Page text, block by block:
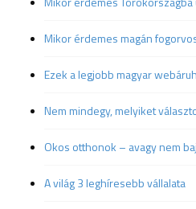
Mikor érdemes magán
Ezek a legjobb magyar
Nem mindegy, melyiket
Okos otthonok – avagy nem
A világ 3 leghíresebb vállalata